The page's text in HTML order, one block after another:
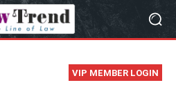
VIP MEMBER LOGIN